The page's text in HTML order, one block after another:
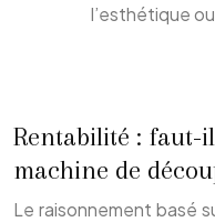
l’esthétique
Rentabilité : faut-
machine de
Le raisonnement basé